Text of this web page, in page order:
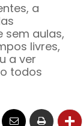
a
sem aulas,
livres,
a ver
todos